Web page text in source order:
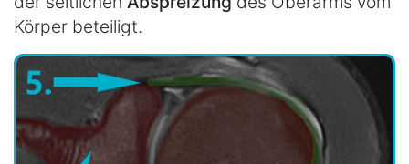
Körper beteiligt.